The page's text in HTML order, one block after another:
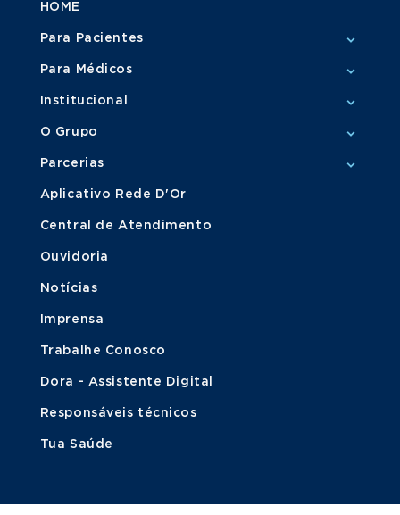
HOME
Para Pacientes
Para Médicos
Institucional
O Grupo
Parcerias
Aplicativo Rede D'Or
Central de Atendimento
Ouvidoria
Notícias
Imprensa
Trabalhe Conosco
Dora - Assistente Digital
Responsáveis técnicos
Tua Saúde